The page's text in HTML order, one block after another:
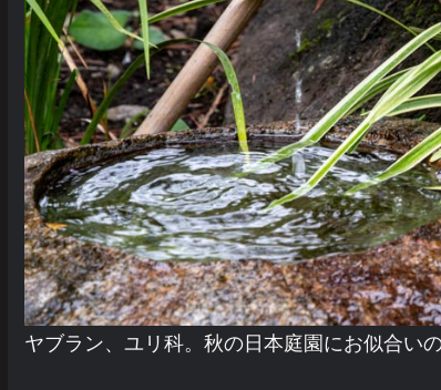
ヤブラン、ユリ科。秋の日本庭園にお似合い